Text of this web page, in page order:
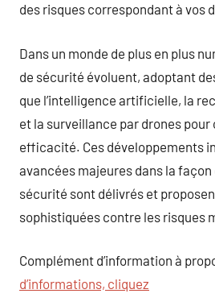
des risques correspondant à vos
Dans un monde de plus en plus
de sécurité évoluent, adoptant
que l’intelligence artificielle, la
et la surveillance par drones
efficacité. Ces développements
avancées majeures dans la
sécurité sont délivrés et
sophistiquées contre les risques
Complément d’information à
d’informations, cliquez